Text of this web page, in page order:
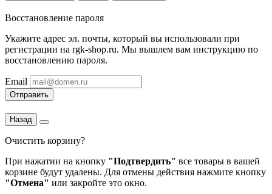
Восстановление пароля
Укажите адрес эл. почты, который вы использовали при
регистрации на rgk-shop.ru. Мы вышлем вам инструкцию по
восстановлению пароля.
Email
Отправить
Назад
Очистить корзину?
При нажатии на кнопку "Подтвердить" все товары в вашей
корзине будут удалены. Для отмены действия нажмите кнопку
"Отмена" или закройте это окно.